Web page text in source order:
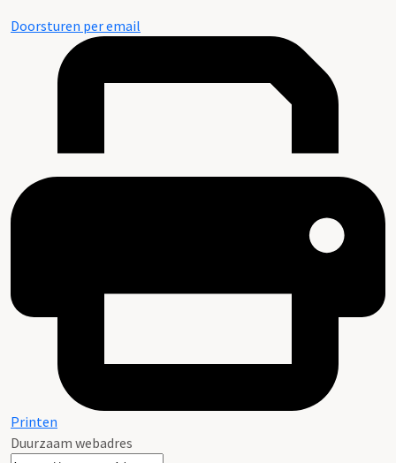
Doorsturen per email
Printen
Duurzaam webadres